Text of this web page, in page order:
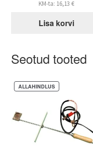
KM-ta: 16,13€
Lisa korvi
Seotud tooted
ALLAHINDLUS